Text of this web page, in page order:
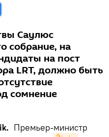
Саулюс
собрание, на
на пост
LRT, должно быть
сомнение
Премьер-министр